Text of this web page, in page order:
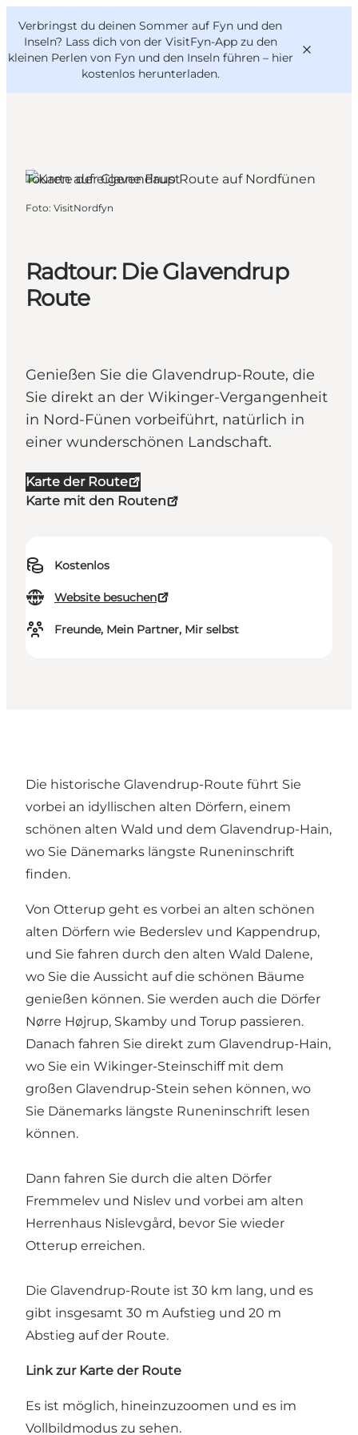
Verbringst du deinen Sommer auf Fyn und den
Inseln? Lass dich von der VisitFyn-App zu den
kleinen Perlen von Fyn und den Inseln führen – hier
kostenlos herunterladen.
Reise Ideen
Essen & trinken
VisitFyn
Deutsch
Radtour: Die Glavendrup
Route
Genießen Sie die Glavendrup-Route, die
Sie direkt an der Wikinger-Vergangenheit
in Nord-Fünen vorbeiführt, natürlich in
einer wunderschönen Landschaft.
Karte der Route
Karte mit den Routen
Kostenlos
Website besuchen
Freunde, Mein Partner, Mir selbst
Touren auf eigene Faust
Foto: VisitNordfyn
Die historische Glavendrup-Route führt Sie
vorbei an idyllischen alten Dörfern, einem
schönen alten Wald und dem Glavendrup-Hain,
wo Sie Dänemarks längste Runeninschrift
finden.
Von Otterup geht es vorbei an alten schönen
alten Dörfern wie Bederslev und Kappendrup,
und Sie fahren durch den alten Wald Dalene,
wo Sie die Aussicht auf die schönen Bäume
genießen können. Sie werden auch die Dörfer
Nørre Højrup, Skamby und Torup passieren.
Danach fahren Sie direkt zum Glavendrup-Hain,
wo Sie ein Wikinger-Steinschiff mit dem
großen Glavendrup-Stein sehen können, wo
Sie Dänemarks längste Runeninschrift lesen
können.
Dann fahren Sie durch die alten Dörfer
Fremmelev und Nislev und vorbei am alten
Herrenhaus Nislevgård, bevor Sie wieder
Otterup erreichen.
Die Glavendrup-Route ist 30 km lang, und es
gibt insgesamt 30 m Aufstieg und 20 m
Abstieg auf der Route.
Link zur Karte der Route
Es ist möglich, hineinzuzoomen und es im
Vollbildmodus zu sehen.